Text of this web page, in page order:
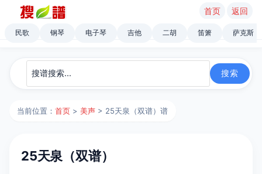
首页 返回
民歌 钢琴 电子琴 吉他 二胡 笛箫 萨克斯
当前位置：首页 >美声 > ​25天泉（双谱）谱
​25天泉（双谱）